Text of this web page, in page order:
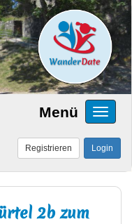
Menü
Login
Registrieren
2b zum